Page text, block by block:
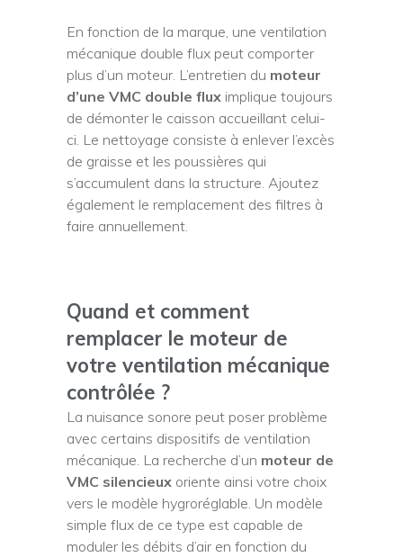
En fonction de la marque, une ventilation
mécanique double flux peut comporter
plus d’un moteur. L’entretien du moteur
d’une VMC double flux implique toujours
de démonter le caisson accueillant celui-
ci. Le nettoyage consiste à enlever l’excès
de graisse et les poussières qui
s’accumulent dans la structure. Ajoutez
également le remplacement des filtres à
faire annuellement.
Quand et comment
remplacer le moteur de
votre ventilation mécanique
contrôlée ?
La nuisance sonore peut poser problème
avec certains dispositifs de ventilation
mécanique. La recherche d’un moteur de
VMC silencieux oriente ainsi votre choix
vers le modèle hygroréglable. Un modèle
simple flux de ce type est capable de
moduler les débits d’air en fonction du